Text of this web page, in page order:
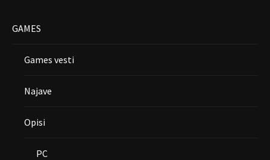
GAMES
Games vesti
Najave
Opisi
PC